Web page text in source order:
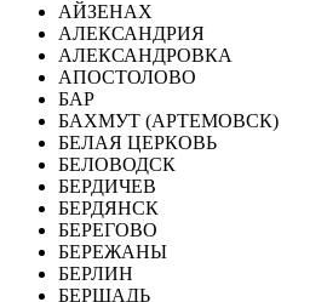
АЙЗЕНАХ
АЛЕКСАНДРИЯ
АЛЕКСАНДРОВКА
АПОСТОЛОВО
БАР
БАХМУТ (АРТЕМОВСК)
БЕЛАЯ ЦЕРКОВЬ
БЕЛОВОДСК
БЕРДИЧЕВ
БЕРДЯНСК
БЕРЕГОВО
БЕРЕЖАНЫ
БЕРЛИН
БЕРШАДЬ